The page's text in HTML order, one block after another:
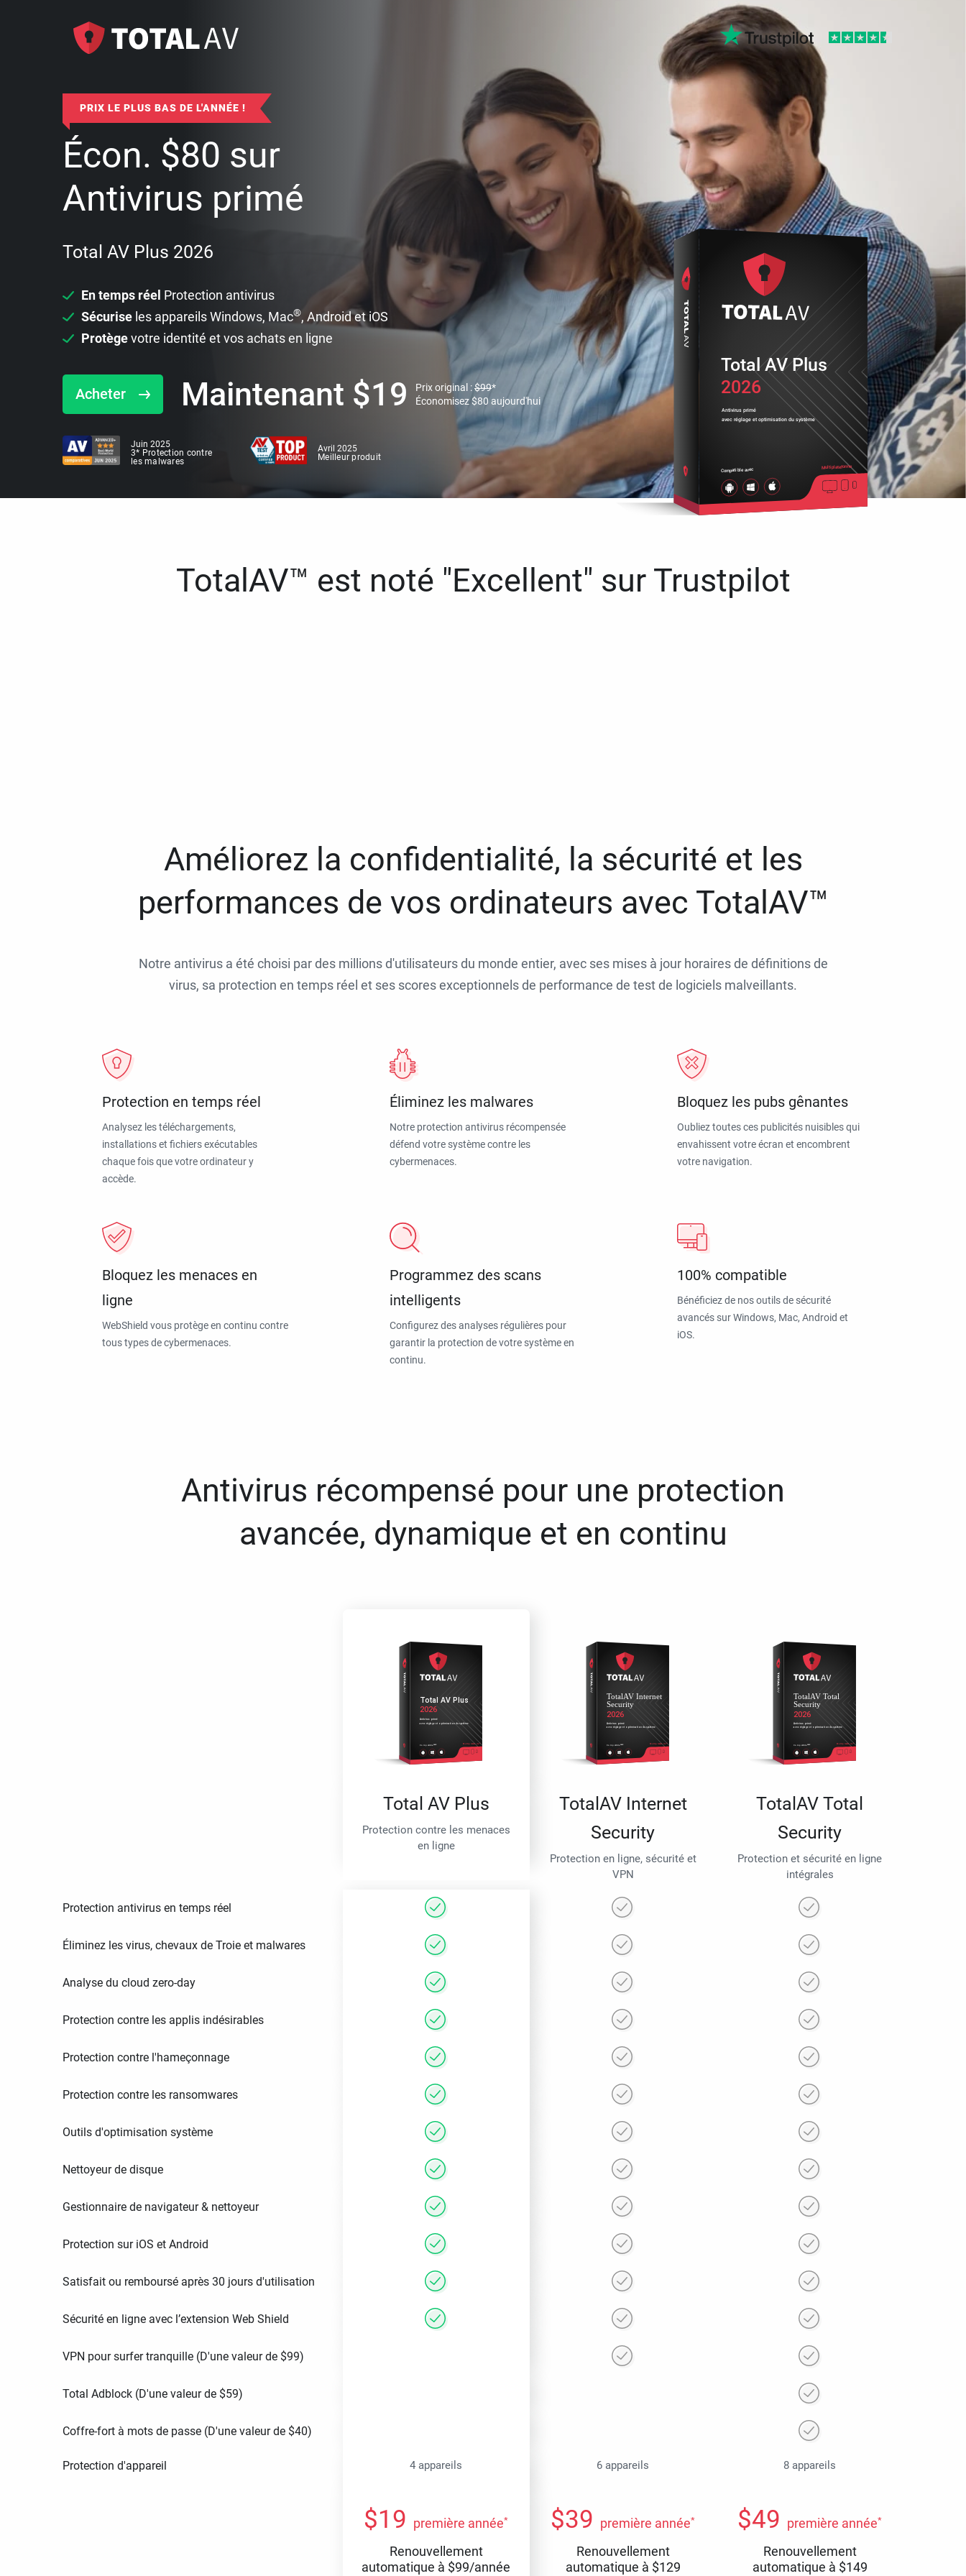
PRIX LE PLUS BAS DE L'ANNÉE !
Écon. $80 sur
Antivirus primé
Total AV Plus 2026
En temps réel Protection antivirus
Sécurise les appareils Windows, Mac®, Android et iOS
Protègevotre identité et vos achats en ligne
Acheter Maintenant $19 Prix original :$99*
Économisez$80 aujourd'hui
Juin 2025
3* Protection contre
les malwares
Avril 2025
Meilleur produit
2026
Antivirus primé
avec réglage et optimisation du système
Compatible avec Multiplateforme
Total AV Plus
TotalAV™ est noté "Excellent" sur Trustpilot
Améliorez la confidentialité, la sécurité et les
performances de vos ordinateurs avec TotalAV™
Notre antivirus a été choisi par des millions d'utilisateurs du monde entier, avec ses mises à jour horaires de définitions de
virus, sa protection en temps réel et ses scores exceptionnels de performance de test de logiciels malveillants.
Protection en temps réel
Analysez les téléchargements,
installations et fichiers exécutables
chaque fois que votre ordinateur y
accède.
Éliminez les malwares
Notre protection antivirus récompensée
défend votre système contre les
cybermenaces.
Bloquez les pubs gênantes
Oubliez toutes ces publicités nuisibles qui
envahissent votre écran et encombrent
votre navigation.
Bloquez les menaces en
ligne
WebShield vous protège en continu contre
tous types de cybermenaces.
Programmez des scans
intelligents
Configurez des analyses régulières pour
garantir la protection de votre système en
continu.
100% compatible
Bénéficiez de nos outils de sécurité
avancés sur Windows, Mac, Android et
iOS.
Antivirus récompensé pour une protection
avancée, dynamique et en continu
Total AV Plus
Protection contre les menaces
en ligne
TotalAV Internet
Security
Protection en ligne, sécurité et
VPN
TotalAV Total
Security
Protection et sécurité en ligne
intégrales
Protection antivirus en temps réel
Éliminez les virus, chevaux de Troie et malwares
Analyse du cloud zero-day
Protection contre les applis indésirables
Protection contre l'hameçonnage
Protection contre les ransomwares
Outils d'optimisation système
Nettoyeur de disque
Gestionnaire de navigateur & nettoyeur
Protection sur iOS et Android
Satisfait ou remboursé après 30 jours d'utilisation
Sécurité en ligne avec l’extension Web Shield
VPN pour surfer tranquille (D'une valeur de $99)
Total Adblock (D'une valeur de $59)
Coffre-fort à mots de passe (D'une valeur de $40)
Protection d'appareil 4 appareils 6 appareils 8 appareils
$19 première année*
Renouvellement
automatique à $99/année
$39 première année*
Renouvellement
automatique à $129
$49 première année*
Renouvellement
automatique à $149